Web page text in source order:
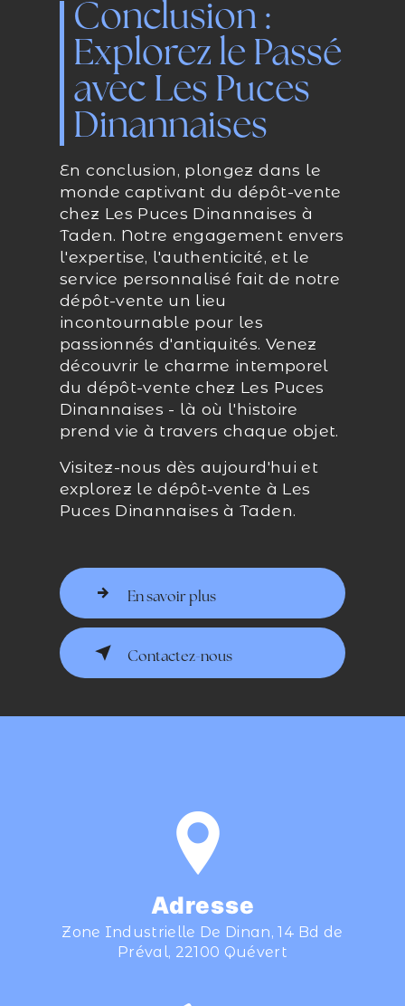
Conclusion :
Explorez le Passé
avec Les Puces
Dinannaises
En conclusion, plongez dans le
monde captivant du dépôt-vente
chez Les Puces Dinannaises à
Taden. Notre engagement envers
l'expertise, l'authenticité, et le
service personnalisé fait de notre
dépôt-vente un lieu
incontournable pour les
passionnés d'antiquités. Venez
découvrir le charme intemporel
du dépôt-vente chez Les Puces
Dinannaises - là où l'histoire
prend vie à travers chaque objet.
Visitez-nous dès aujourd'hui et
explorez le dépôt-vente à Les
Puces Dinannaises à Taden.
En savoir plus
Contactez-nous
Adresse
Zone Industrielle De Dinan, 14 Bd de
Préval, 22100 Quévert